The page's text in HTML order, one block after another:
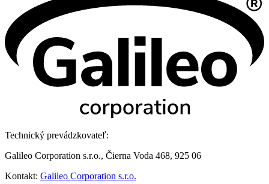
Technický prevádzkovateľ:
Galileo Corporation s.r.o., Čierna Voda 468, 925 06
Kontakt: Galileo Corporation s.r.o.